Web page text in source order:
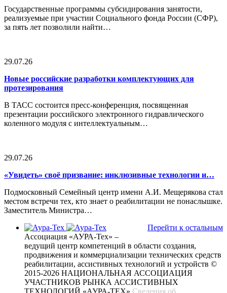
Государственные программы субсидирования занятости,
реализуемые при участии Социального фонда России (СФР),
за пять лет позволили найти…
29.07.26
Новые российские разработки комплектующих для
протезирования
В ТАСС состоится пресс-конференция, посвященная
презентации российского электронного гидравлического
коленного модуля с интеллектуальным…
29.07.26
«Увидеть» своё призвание: инклюзивные технологии и…
Подмосковный Семейный центр имени А.И. Мещерякова стал
местом встречи тех, кто знает о реабилитации не понаслышке.
Заместитель Министра…
Перейти к остальным
Ассоциация «АУРА-Тех» –
ведущий центр компетенций в области создания,
продвижения и коммерциализации технических средств
реабилитации, ассистивных технологий и устройств ©
2015-2026 НАЦИОНАЛЬНАЯ АССОЦИАЦИЯ
УЧАСТНИКОВ РЫНКА АССИСТИВНЫХ